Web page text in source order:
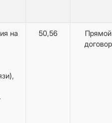
на
50,56
Прямой
договор